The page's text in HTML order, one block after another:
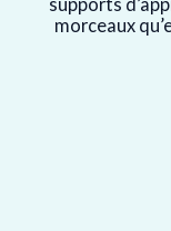
morceaux